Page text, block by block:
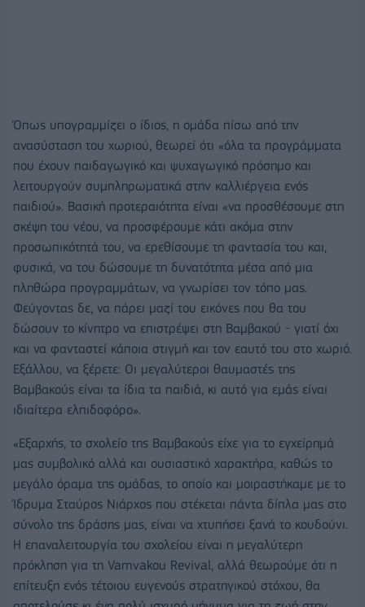
Όπως υπογραμμίζει ο ίδιος, η ομάδα πίσω από την
ανασύσταση του χωριού, θεωρεί ότι «όλα τα προγράμματα
που έχουν παιδαγωγικό και ψυχαγωγικό πρόσημο και
λειτουργούν συμπληρωματικά στην καλλιέργεια ενός
παιδιού». Βασική προτεραιότητα είναι «να προσθέσουμε στη
σκέψη του νέου, να προσφέρουμε κάτι ακόμα στην
προσωπικότητά του, να ερεθίσουμε τη φαντασία του και,
φυσικά, να του δώσουμε τη δυνατότητα μέσα από μια
πληθώρα προγραμμάτων, να γνωρίσει τον τόπο μας.
Φεύγοντας δε, να πάρει μαζί του εικόνες που θα του
δώσουν το κίνητρο να επιστρέψει στη Βαμβακού - γιατί όχι
και να φανταστεί κάποια στιγμή και τον εαυτό του στο χωριό.
Εξάλλου, να ξέρετε: Οι μεγαλύτεροι θαυμαστές της
Βαμβακούς είναι τα ίδια τα παιδιά, κι αυτό για εμάς είναι
ιδιαίτερα ελπιδοφόρο».
«Εξαρχής, το σχολείο της Βαμβακούς είχε για το εγχείρημά
μας συμβολικό αλλά και ουσιαστικό χαρακτήρα, καθώς το
μεγάλο όραμα της ομάδας, το οποίο και μοιραστήκαμε με το
Ίδρυμα Σταύρος Νιάρχος που στέκεται πάντα δίπλα μας στο
σύνολο της δράσης μας, είναι να χτυπήσει ξανά το κουδούνι.
Η επαναλειτουργία του σχολείου είναι η μεγαλύτερη
πρόκληση για τη Vamvakou Revival, αλλά θεωρούμε ότι η
επίτευξη ενός τέτοιου ευγενούς στρατηγικού στόχου, θα